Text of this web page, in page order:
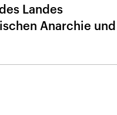
Landes
Anarchie und